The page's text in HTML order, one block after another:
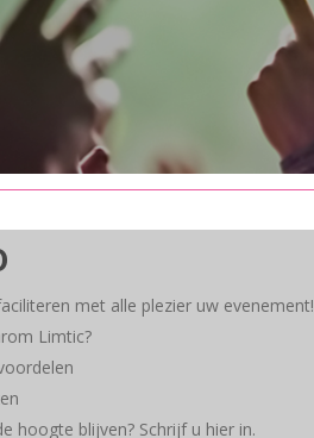
met alle plezier uw evenement!
Limtic?
hoogte blijven? Schrijf u hier in.